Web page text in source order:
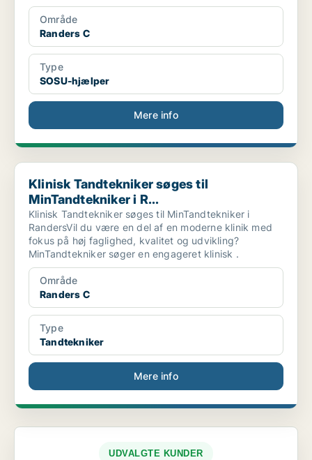
Område
Randers C
Type
SOSU-hjælper
Mere info
Klinisk Tandtekniker søges til MinTandtekniker i R...
Klinisk Tandtekniker søges til
MinTandtekniker i R...
Klinisk Tandtekniker søges til MinTandtekniker i
RandersVil du være en del af en moderne klinik med
fokus på høj faglighed, kvalitet og udvikling?
MinTandtekniker søger en engageret klinisk .
Område
Randers C
Type
Tandtekniker
Mere info
UDVALGTE KUNDER